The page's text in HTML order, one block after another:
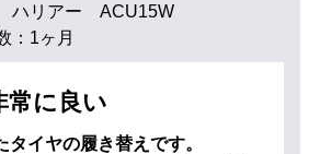
ハリアー ACU15W
： 1ヶ月
常に良い
イヤの履き替えです。